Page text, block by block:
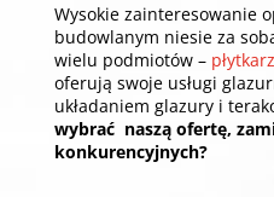
Wysokie zainteresowanie
budowlanym niesie za
wielu podmiotów –
oferują swoje usługi
układaniem glazury i
wybrać naszą ofertę,
konkurencyjnych?